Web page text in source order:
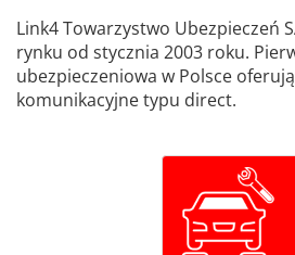
Link4 Towarzystwo Ubezpieczeń
rynku od stycznia 2003 roku.
ubezpieczeniowa w Polsce
komunikacyjne typu direct.